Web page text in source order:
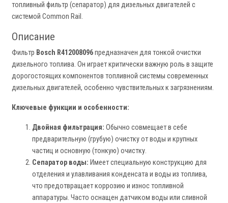
топливный фильтр (сепаратор) для дизельных двигателей с
системой Common Rail.
Описание
Фильтр Bosch R412008096предназначен для тонкой очистки
дизельного топлива. Он играет критически важную роль в защите
дорогостоящих компонентов топливной системы современных
дизельных двигателей, особенно чувствительных к загрязнениям.
Ключевые функции и особенности:
Двойная фильтрация: Обычно совмещает в себе
предварительную (грубую) очистку от воды и крупных
частиц и основную (тонкую) очистку.
Сепаратор воды: Имеет специальную конструкцию для
отделения и улавливания конденсата и воды из топлива,
что предотвращает коррозию и износ топливной
аппаратуры. Часто оснащен датчиком воды или сливной